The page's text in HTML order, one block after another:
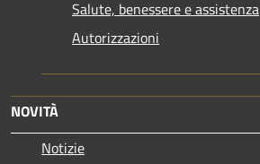
Salute, benessere e assistenza
Autorizzazioni
NOVITÀ
Notizie